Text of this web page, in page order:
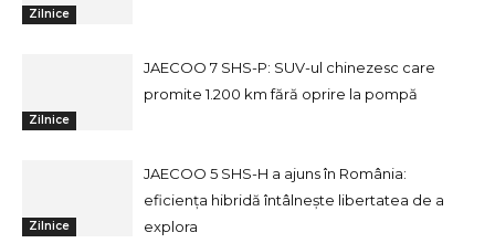
Zilnice
Zilnice
JAECOO 7 SHS-P: SUV-ul chinezesc care
promite 1.200 km fără oprire la pompă
Zilnice
JAECOO 5 SHS-H a ajuns în România:
eficiența hibridă întâlnește libertatea de a
explora